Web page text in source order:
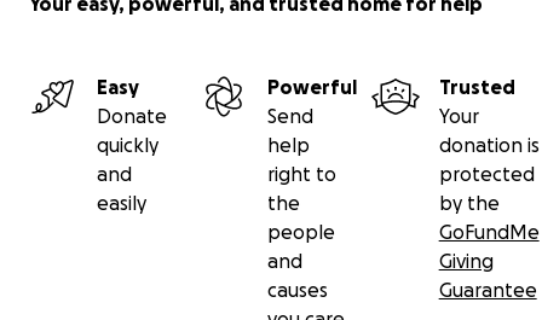
Easy
Donate
quickly
and
easily
Powerful
Send
help
right to
the
people
and
causes
Trusted
Your
donation is
protected
by the
GoFundMe
Giving
Guarantee